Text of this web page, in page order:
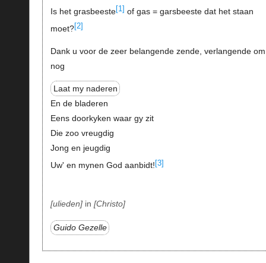
Is het grasbeeste[1] of gas = garsbeeste dat het staan
moet?[2]
Dank u voor de zeer belangende zende, verlangende om
nog
Laat my naderen
En de bladeren
Eens doorkyken waar gy zit
Die zoo vreugdig
Jong en jeugdig
Uw' en mynen God aanbidt! [3]
ulieden in Christo
Guido Gezelle